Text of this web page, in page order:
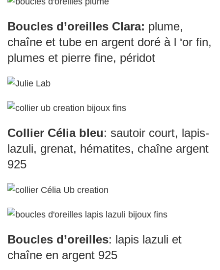
Boucles d’oreilles Clara: plume,
chaîne et tube en argent doré à l ‘or fin,
plumes et pierre fine, péridot
Collier Célia bleu: sautoir court, lapis-
lazuli, grenat, hématites, chaîne argent
925
Boucles d’oreilles: lapis lazuli et
chaîne en argent 925